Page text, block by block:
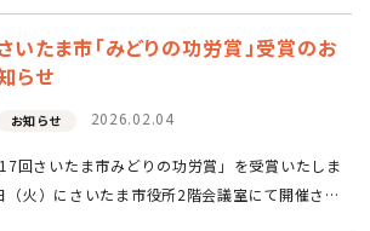
いたま市「みどりの功労賞」受賞のお
らせ
2026.02.04
お知らせ
回さいたま市みどりの功労賞」を受賞いたしま
火）にさいたま市役所2階会議室にて開催され